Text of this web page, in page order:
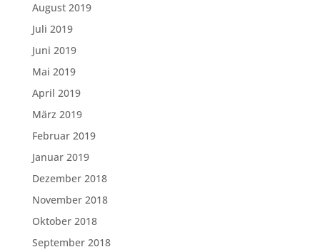
August 2019
Juli 2019
Juni 2019
Mai 2019
April 2019
März 2019
Februar 2019
Januar 2019
Dezember 2018
November 2018
Oktober 2018
September 2018